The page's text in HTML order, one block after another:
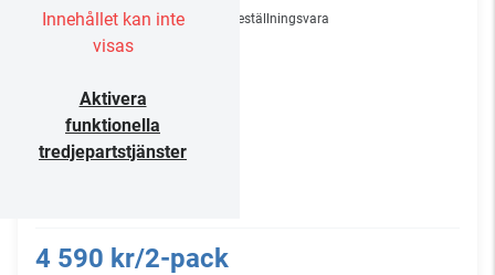
Innehållet kan inte
visas
Aktivera
funktionella
tredjepartstjänster
Beställningsvara
4 590 kr/2-pack